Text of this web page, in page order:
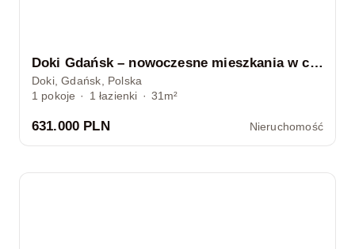
Doki Gdańsk – nowoczesne mieszkania w centrum
Doki, Gdańsk, Polska
1 pokoje · 1 łazienki · 31m²
631.000 PLN Nieruchomość